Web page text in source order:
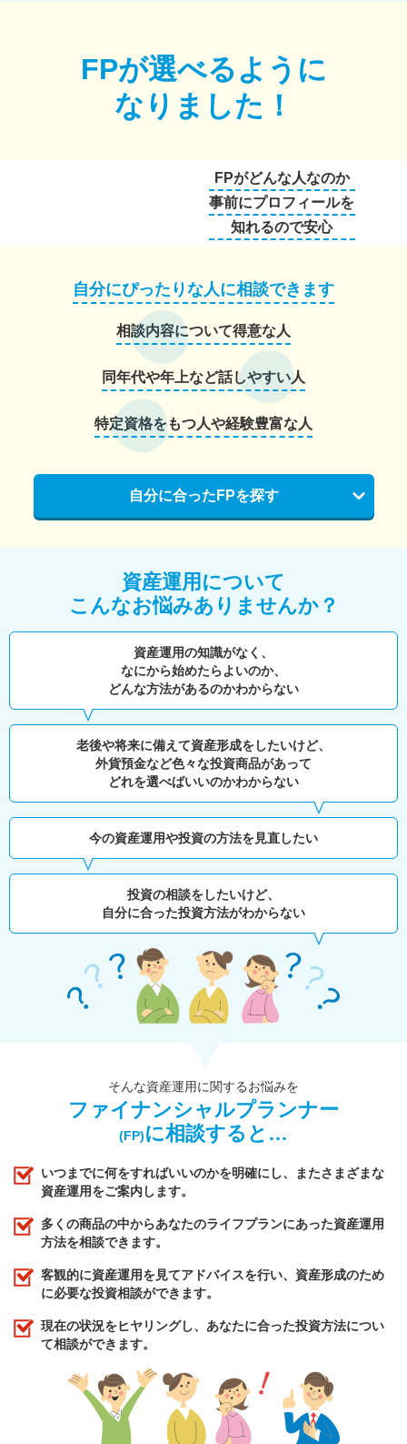
FPが選べるように
なりました！
FPがどんな人なのか
事前にプロフィールを
知れるので安心
自分にぴったりな人に相談できます
相談内容について得意な人
同年代や年上など話しやすい人
特定資格をもつ人や経験豊富な人
自分に合ったFPを探す
資産運用について
こんなお悩みありませんか？
資産運用の知識がなく、
なにから始めたらよいのか、
どんな方法があるのかわからない
老後や将来に備えて資産形成をしたいけど、
外貨預金など色々な投資商品があって
どれを選べばいいのかわからない
今の資産運用や投資の方法を見直したい
投資の相談をしたいけど、
自分に合った投資方法がわからない
そんな資産運用に関するお悩みを
ファイナンシャルプランナー
(FP)に相談すると…
いつまでに何をすればいいのかを明確にし、またさまざまな
資産運用をご案内します。
多くの商品の中からあなたのライフプランにあった資産運用
方法を相談できます。
客観的に資産運用を見てアドバイスを行い、資産形成のため
に必要な投資相談ができます。
現在の状況をヒヤリングし、あなたに合った投資方法につい
て相談ができます。